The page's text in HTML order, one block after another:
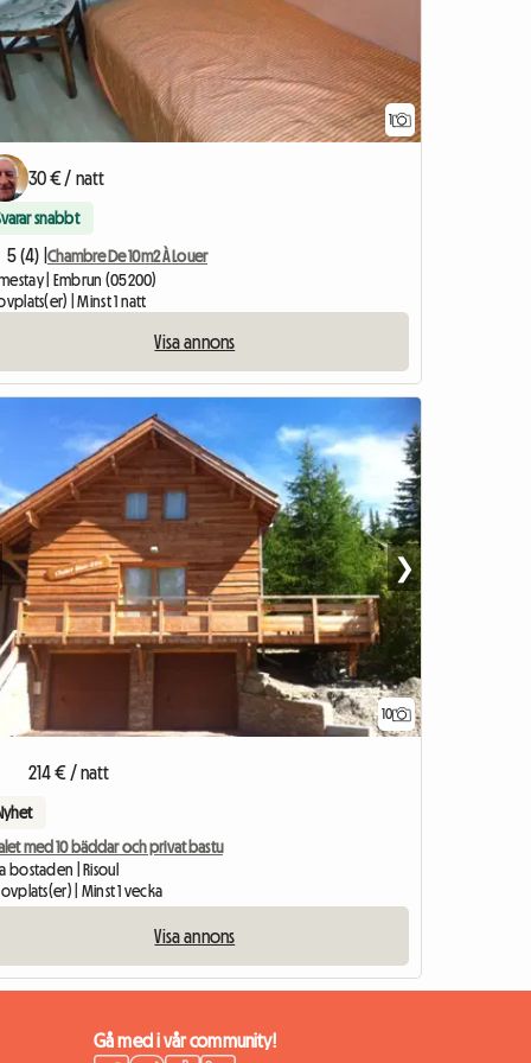
1
30 € / natt
snabbt
5 (4) | Chambre De 10m2 À Louer
| Embrun (05200)
| Minst 1 natt
Visa annons
10
❯
214 € / natt
med 10 bäddar och privat bastu
bostaden | Risoul
| Minst 1 vecka
Visa annons
Gå med i vår community!